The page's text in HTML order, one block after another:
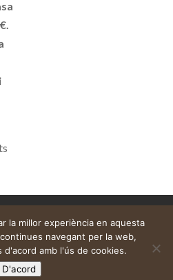
perDeMomentSomTres
la millor experiència en aquesta
navegant per la web,
d'acord amb l'ús de cookies.
D'acord